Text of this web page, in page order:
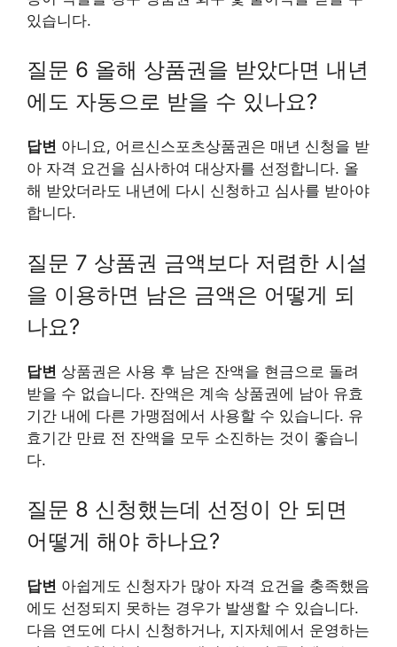
있습니다.
질문 6 올해 상품권을 받았다면 내년
에도 자동으로 받을 수 있나요?
답변 아니요, 어르신스포츠상품권은 매년 신청을 받
아 자격 요건을 심사하여 대상자를 선정합니다. 올
해 받았더라도 내년에 다시 신청하고 심사를 받아야
합니다.
질문 7 상품권 금액보다 저렴한 시설
을 이용하면 남은 금액은 어떻게 되
나요?
답변 상품권은 사용 후 남은 잔액을 현금으로 돌려
받을 수 없습니다. 잔액은 계속 상품권에 남아 유효
기간 내에 다른 가맹점에서 사용할 수 있습니다. 유
효기간 만료 전 잔액을 모두 소진하는 것이 좋습니
다.
질문 8 신청했는데 선정이 안 되면
어떻게 해야 하나요?
답변 아쉽게도 신청자가 많아 자격 요건을 충족했음
에도 선정되지 못하는 경우가 발생할 수 있습니다.
다음 연도에 다시 신청하거나, 지자체에서 운영하는